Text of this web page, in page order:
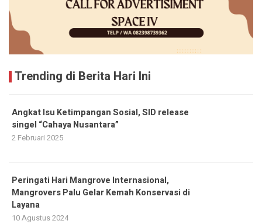
Trending di Berita Hari Ini
Angkat Isu Ketimpangan Sosial, SID release
singel “Cahaya Nusantara”
2 Februari 2025
Peringati Hari Mangrove Internasional,
Mangrovers Palu Gelar Kemah Konservasi di
Layana
10 Agustus 2024